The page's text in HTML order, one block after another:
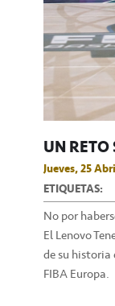
UN
Jueves, 25
ETIQUETAS:
No por
El Lenovo
de su
FIBA Europa.